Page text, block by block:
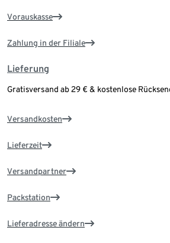
Vorauskasse
Zahlung in der Filiale
Lieferung
Gratisversand ab 29 € & kostenlose
Versandkosten
Lieferzeit
Versandpartner
Packstation
Lieferadresse ändern